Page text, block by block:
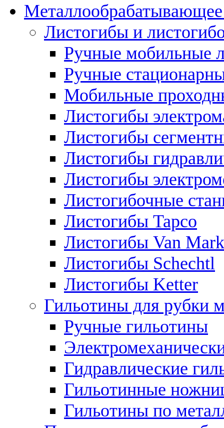
Металлообрабатывающее
Листогибы и
Ручные мобильные
Ручные
Мобильные
Листогибы
Листогибы
Листогибы
Листогибы
Листогибочные
Листогибы Tapco
Листогибы Van Mark
Листогибы Schechtl
Листогибы Ketter
Гильотины для рубки
Ручные гильотины
Гидравлические
Гильотинные
Гильотины по